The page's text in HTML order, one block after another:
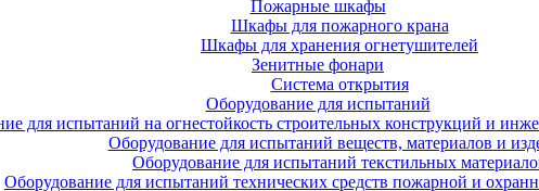
Пожарные шкафы
Шкафы для пожарного крана
Шкафы для хранения огнетушителей
Зенитные фонари
Система открытия
Оборудование для испытаний
для испытаний на огнестойкость строительных конструкций и
Оборудование для испытаний веществ, материалов и
Оборудование для испытаний текстильных
Оборудование для испытаний технических средств пожарной и